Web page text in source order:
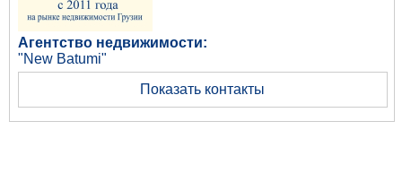
Агентство недвижимости:
"New Batumi"
Показать контакты